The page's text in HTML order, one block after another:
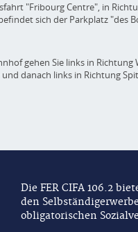
"Fribourg Centre", in
sich der Parkplatz "des
gehen Sie links in Richtung
danach links in Richtung
Die FER CIFA 106.2
den
obligatorischen